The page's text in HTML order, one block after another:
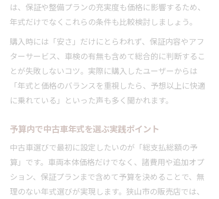
は、保証や整備プランの充実度も価格に影響するため、
年式だけでなくこれらの条件も比較検討しましょう。
購入時には「安さ」だけにとらわれず、保証内容やアフ
ターサービス、車検の有無も含めて総合的に判断するこ
とが失敗しないコツ。実際に購入したユーザーからは
「年式と価格のバランスを重視したら、予想以上に快適
に乗れている」といった声も多く聞かれます。
予算内で中古車年式を選ぶ実践ポイント
中古車選びで最初に設定したいのが「総支払総額の予
算」です。車両本体価格だけでなく、諸費用や追加オプ
ション、保証プランまで含めて予算を決めることで、無
理のない年式選びが実現します。狭山市の販売店では、